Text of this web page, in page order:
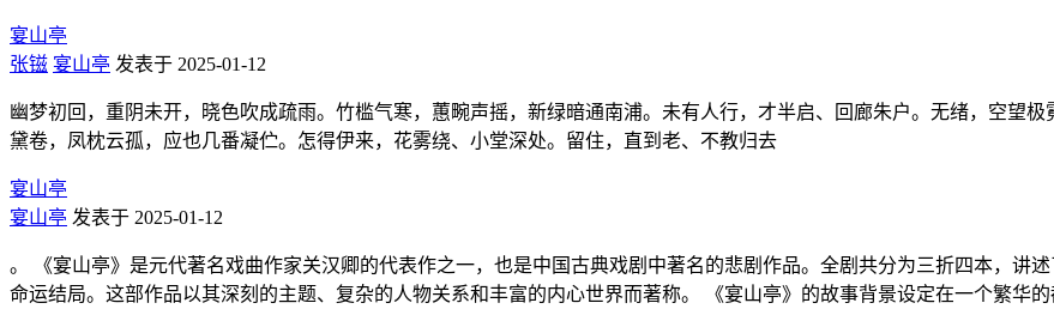
宴山亭
张镃 宴山亭 发表于 2025-01-12
幽梦初回，重阴未开，晓色吹成疏雨。竹槛气寒，蕙畹声摇，新绿暗通南浦。未有人行，才半启、回廊朱户。无绪，空望
黛卷，凤枕云孤，应也几番凝伫。怎得伊来，花雾绕、小堂深处。留住，直到老、不教归去
宴山亭
宴山亭 发表于 2025-01-12
。 《宴山亭》是元代著名戏曲作家关汉卿的代表作之一，也是中国古典戏剧中著名的悲剧作品。全剧共分为三折四本，讲
命运结局。这部作品以其深刻的主题、复杂的人物关系和丰富的内心世界而著称。 《宴山亭》的故事背景设定在一个繁华